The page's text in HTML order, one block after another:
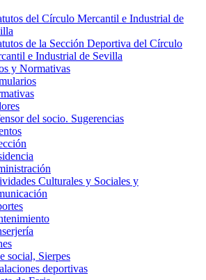
del Círculo Mercantil e Industrial de
de la Sección Deportiva del Círculo
e Industrial de Sevilla
y Normativas
del socio. Sugerencias
Culturales y Sociales y
social, Sierpes
deportivas